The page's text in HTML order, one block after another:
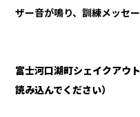
ザー音が鳴り、訓練メッセ
富士河口湖町シェイクアウ
読み込んでください）